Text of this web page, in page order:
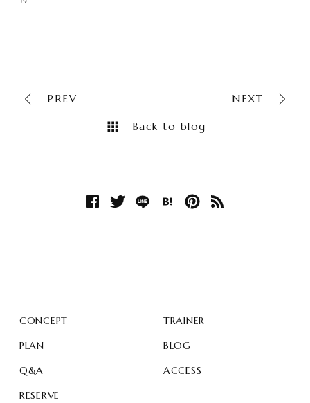
PREV NEXT
Back to blog
CONCEPT
TRAINER
PLAN
BLOG
Q&A
ACCESS
RESERVE